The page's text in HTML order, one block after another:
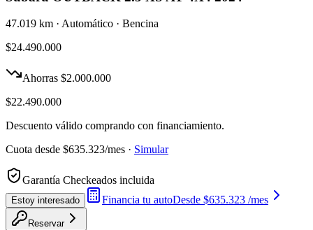
47.019 km · Automático · Bencina
$24.490.000
Ahorras $2.000.000
$22.490.000
Descuento válido comprando con financiamiento.
Cuota desde $635.323/mes · Simular
Garantía Checkeados incluida
Estoy interesado Financia tu autoDesde $635.323 /mes
Reservar